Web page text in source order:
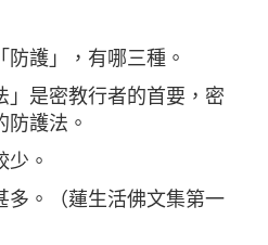
護」，有哪三種。
」是密教行者的首要，密
護法。
少。
多。（蓮生活佛文集第一